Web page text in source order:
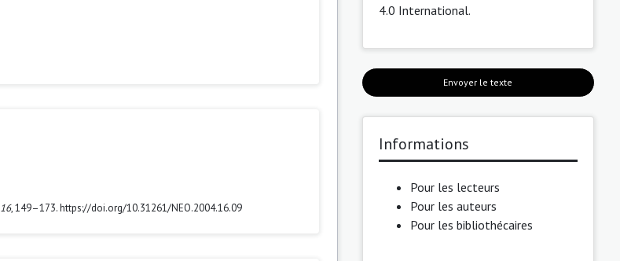
16, 149–173. https://doi.org/10.31261/NEO.2004.16.09
4.0 International.
Envoyer le texte
Informations
Pour les lecteurs
Pour les auteurs
Pour les bibliothécaires